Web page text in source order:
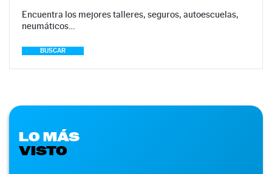
Encuentra los mejores talleres, seguros, autoescuelas,
neumáticos…
BUSCAR
LO MÁS
VISTO